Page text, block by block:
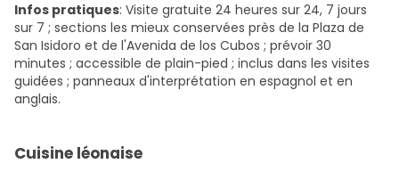
Infos pratiques: Visite gratuite 24 heures sur 24, 7 jours
sur 7 ; sections les mieux conservées près de la Plaza de
San Isidoro et de l'Avenida de los Cubos ; prévoir 30
minutes ; accessible de plain-pied ; inclus dans les visites
guidées ; panneaux d'interprétation en espagnol et en
anglais.
Cuisine léonaise